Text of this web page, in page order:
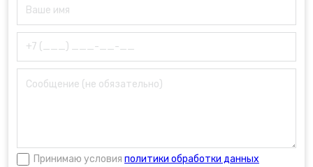
Принимаю условия политики обработки данных